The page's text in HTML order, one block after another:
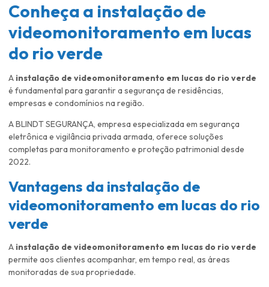
Conheça a instalação de
videomonitoramento em lucas
do rio verde
A instalação de videomonitoramento em lucas do rio verde
é fundamental para garantir a segurança de residências,
empresas e condomínios na região.
A BLINDT SEGURANÇA, empresa especializada em segurança
eletrônica e vigilância privada armada, oferece soluções
completas para monitoramento e proteção patrimonial desde
2022.
Vantagens da instalação de
videomonitoramento em lucas do rio
verde
A instalação de videomonitoramento em lucas do rio verde
permite aos clientes acompanhar, em tempo real, as áreas
monitoradas de sua propriedade.